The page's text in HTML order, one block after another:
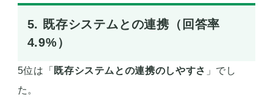
5. 既存システムとの連携（回答率
4.9%）
5位は「 既存システムとの連携のしやすさ 」でし
た。